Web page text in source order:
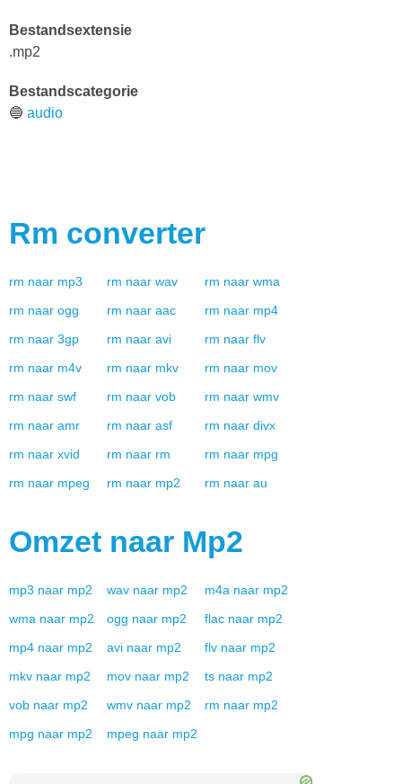
Bestandsextensie
.mp2
Bestandscategorie
🔵 audio
Rm converter
rm naar mp3 rm naar wav rm naar wma
rm naar ogg rm naar aac rm naar mp4
rm naar 3gp rm naar avi rm naar flv
rm naar m4v rm naar mkv rm naar mov
rm naar swf rm naar vob rm naar wmv
rm naar amr rm naar asf rm naar divx
rm naar xvid rm naar rm rm naar mpg
rm naar mpeg rm naar mp2 rm naar au
Omzet naar Mp2
mp3 naar mp2 wav naar mp2 m4a naar mp2
wma naar mp2 ogg naar mp2 flac naar mp2
mp4 naar mp2 avi naar mp2 flv naar mp2
mkv naar mp2 mov naar mp2 ts naar mp2
vob naar mp2 wmv naar mp2 rm naar mp2
mpg naar mp2 mpeg naar mp2